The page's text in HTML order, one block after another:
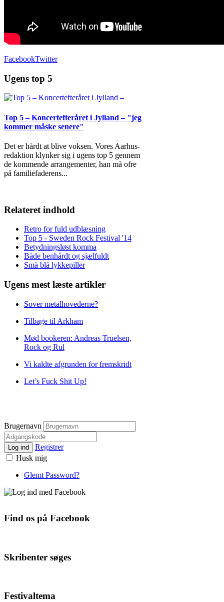
FacebookTwitter
Ugens top 5
Top 5 – Koncertefteråret i Jylland – "jeg
kommer måske senere"
Det er hårdt at blive voksen. Vores Aarhus-
redaktion klynker sig i ugens top 5 gennem
de kommende arrangementer, han må ofre
på familiefaderens...
Relateret indhold
Retro for fuld udblæsning
Top 5 - Sweden Rock Festival '14
Betydningsløst komma
Både benhårdt og sjælfuldt
Små blå lykkepiller
Ugens mest læste artikler
Sover metalhovederne?
Tilbage til Arkham
Mød bookeren: Andreas Truelsen,
Rock og Rul
Vi kaldte afgrunden for fremskridt
Let’s Fuck Shit Up!
Brugernavn
Log ind
Registrer
Husk mig
Glemt Password?
Find os på Facebook
Skribenter søges
Festivaltema